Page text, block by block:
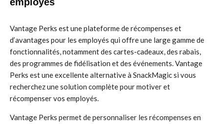
Vantage Perks est une plateforme de récompenses et
d’avantages pour les employés qui offre une large gamme de
fonctionnalités, notamment des cartes-cadeaux, des rabais,
des programmes de fidélisation et des événements. Vantage
Perks est une excellente alternative à SnackMagic si vous
recherchez une solution complète pour motiver et
récompenser vos employés.
Vantage Perks permet de personnaliser les récompenses en